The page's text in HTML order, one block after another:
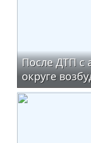
После ДТП с
округе